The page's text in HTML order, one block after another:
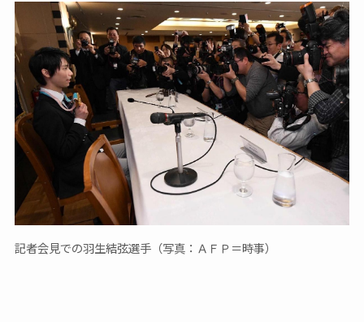
記者会見での羽生結弦選手（写真：ＡＦＰ＝時事）